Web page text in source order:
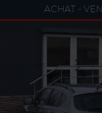
ACHAT -
Paramètres avancés des